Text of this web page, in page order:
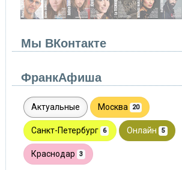
Мы ВКонтакте
ФранкАфиша